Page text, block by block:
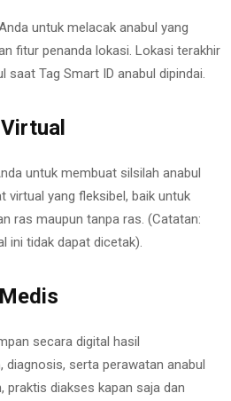
untuk melacak anabul yang
fitur penanda lokasi. Lokasi terakhir
saat Tag Smart ID anabul dipindai.
untuk membuat silsilah anabul
virtual yang fleksibel, baik untuk
ras maupun tanpa ras. (Catatan:
ini tidak dapat dicetak).
secara digital hasil
diagnosis, serta perawatan anabul
praktis diakses kapan saja dan